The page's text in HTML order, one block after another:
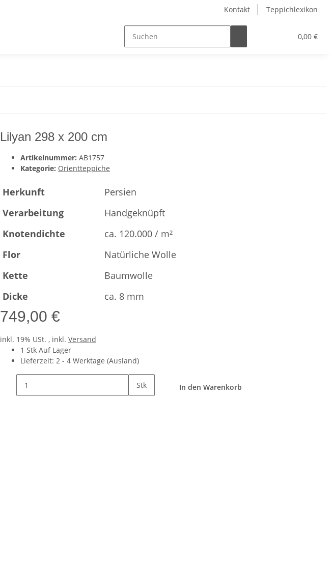
Kontakt Teppichlexikon
0,00 €
Lilyan 298 x 200 cm
Artikelnummer: AB1757
Kategorie: Orientteppiche
Herkunft
Persien
Verarbeitung
Handgeknüpft
Knotendichte
ca. 120.000 / m²
Flor
Natürliche Wolle
Kette
Baumwolle
Dicke
ca. 8 mm
749,00 €
inkl. 19% USt. , inkl. Versand
1 Stk Auf Lager
Lieferzeit: 2 - 4 Werktage (Ausland)
Stk In den Warenkorb